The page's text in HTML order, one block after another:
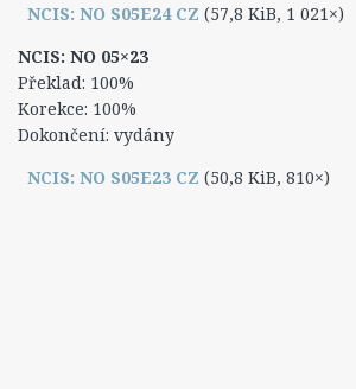
Titulky
6. Série
7. Série
8. série
NCIS: NO S05E24 CZ (57,8 KiB, 1 021×)
NCIS: NO 05×23
Překlad: 100%
Korekce: 100%
Dokončení: vydány
NCIS: NO S05E23 CZ (50,8 KiB, 810×)